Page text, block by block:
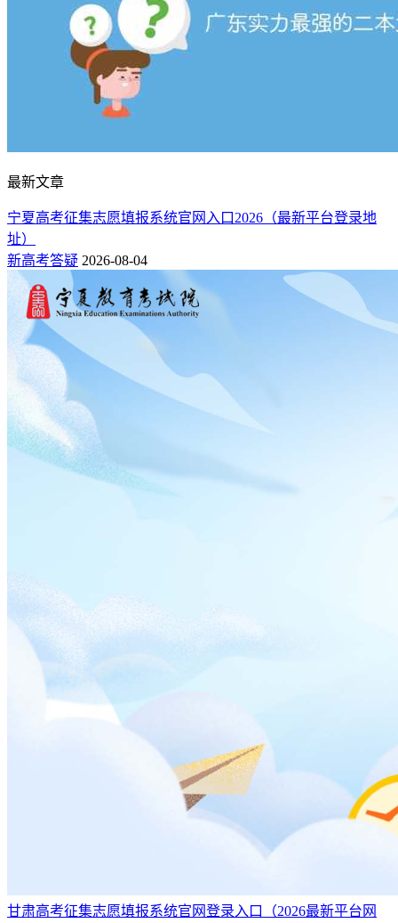
最新文章
宁夏高考征集志愿填报系统官网入口2026（最新平台登录地
址）
新高考答疑 2026-08-04
甘肃高考征集志愿填报系统官网登录入口（2026最新平台网